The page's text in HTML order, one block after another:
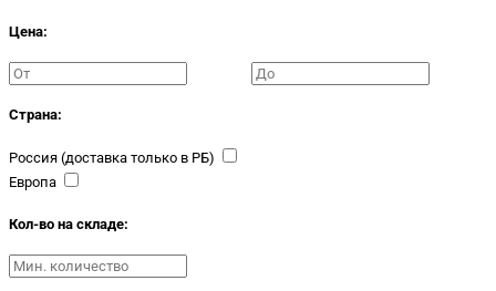
Цена:
Страна:
Россия (доставка только в РБ)
Европа
Кол-во на складе: